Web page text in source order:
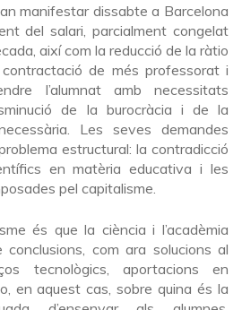
manifestar dissabte a Barcelona
del salari, parcialment congelat
així com la reducció de la ràtio
contractació de més professorat i
l’alumnat amb necessitats
de la burocràcia i de la
Les seves demandes
estructural: la contradicció
en matèria educativa i les
pel capitalisme.
és que la ciència i l’acadèmia
com ara solucions al
tecnològics, aportacions en
en aquest cas, sobre quina és la